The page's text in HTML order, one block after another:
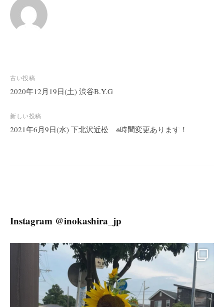
投
稿
ビ
ゲ
古い投稿
2020年12月19日(土) 渋谷B.Y.G
新しい投稿
2021年6月9日(水) 下北沢近松 ※時間変更あります！
Instagram @inokashira_jp